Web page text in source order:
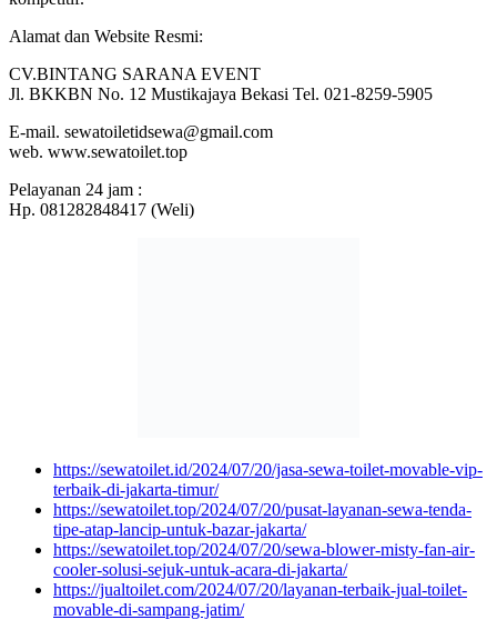
Alamat dan Website Resmi:
CV.BINTANG SARANA EVENT
Jl. BKKBN No. 12 Mustikajaya Bekasi Tel. 021-8259-5905
E-mail. sewatoiletidsewa@gmail.com
web. www.sewatoilet.top
Pelayanan 24 jam :
Hp. 081282848417 (Weli)
https://sewatoilet.id/2024/07/20/jasa-sewa-toilet-movable-vip-
terbaik-di-jakarta-timur/
https://sewatoilet.top/2024/07/20/pusat-layanan-sewa-tenda-
tipe-atap-lancip-untuk-bazar-jakarta/
https://sewatoilet.top/2024/07/20/sewa-blower-misty-fan-air-
cooler-solusi-sejuk-untuk-acara-di-jakarta/
https://jualtoilet.com/2024/07/20/layanan-terbaik-jual-toilet-
movable-di-sampang-jatim/